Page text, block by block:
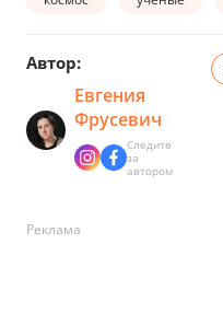
Автор:
Евгения
Фрусевич
Следите
за
автором
Реклама